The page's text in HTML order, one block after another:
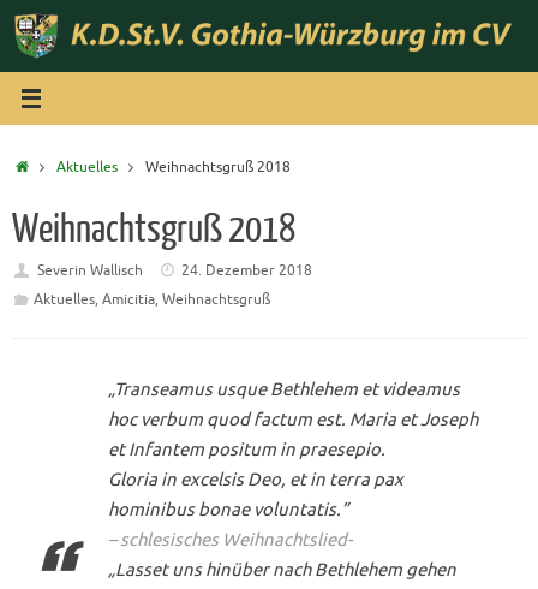
Zum
Inhalt
springen
StartAktuelles Weihnachtsgruß 2018
Weihnachtsgruß 2018
Severin Wallisch
24. Dezember 2018
Aktuelles, Amicitia, Weihnachtsgruß
„Transeamus usque Bethlehem et videamus
hoc verbum quod factum est. Maria et Joseph
et Infantem positum in praesepio.
Gloria in excelsis Deo, et in terra pax
hominibus bonae voluntatis.”
– schlesisches Weihnachtslied-
„Lasset uns hinüber nach Bethlehem gehen